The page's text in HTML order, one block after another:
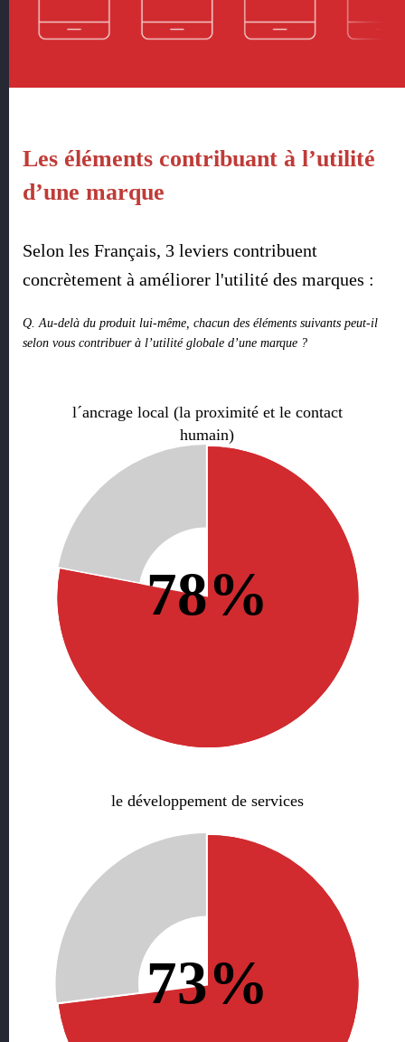
Les éléments contribuant à l’utilité
d’une marque
Selon les Français, 3 leviers contribuent
concrètement à améliorer l'utilité des marques :
Q. Au-delà du produit lui-même, chacun des éléments suivants peut-il
selon vous contribuer à l’utilité globale d’une marque ?
78%
l´ancrage local (la proximité et le contact
humain)
73%
le développement de services